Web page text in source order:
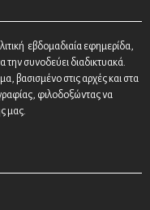
εβδομαδιαία εφημερίδα,
συνοδεύει διαδικτυακά.
βασισμένο στις αρχές και στα
φιλοδοξώντας να
μας.